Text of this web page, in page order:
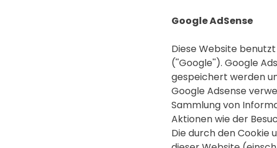
Google AdSense
Diese Website
(''Google''). Google
gespeichert werden
Google Adsense
Sammlung von
Aktionen wie der
Die durch den Cookie